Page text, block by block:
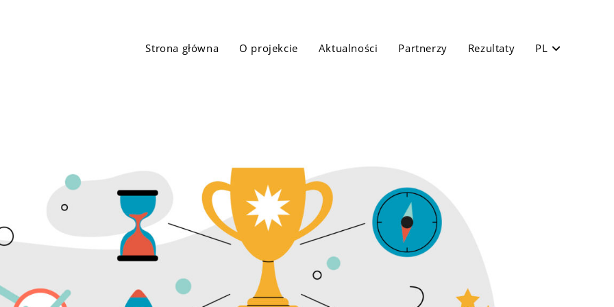
Strona główna O projekcie Aktualności Partnerzy Rezultaty PL